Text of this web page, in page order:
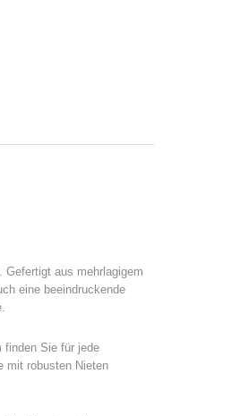
aus mehrlagigem
eine beeindruckende
finden Sie für jede
mit robusten Nieten